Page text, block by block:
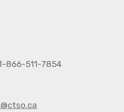
866-511-7854